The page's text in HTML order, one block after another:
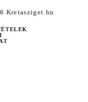
Kretasziget.hu